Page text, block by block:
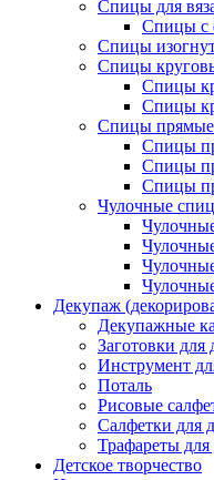
Спицы для
Спицы с
Спицы
Спицы
Спицы
Спицы
Спицы прямые
Спицы
Спицы
Спицы
Чулочные
Декупаж
Декупажные
Заготовки для
Инструмент
Поталь
Рисовые
Салфетки для
Трафареты для
Детское творчество